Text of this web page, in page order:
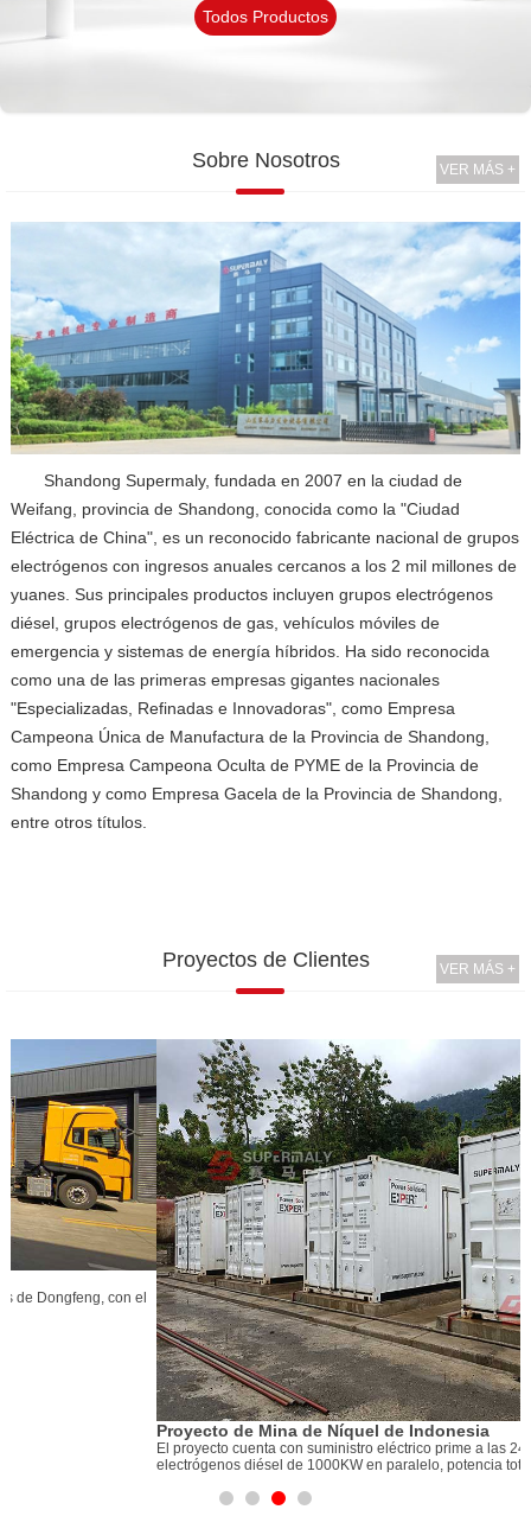
Todos Productos
Sobre Nosotros VER MÁS +
Shandong Supermaly, fundada en 2007 en la ciudad de
Weifang, provincia de Shandong, conocida como la "Ciudad
Eléctrica de China", es un reconocido fabricante nacional de grupos
electrógenos con ingresos anuales cercanos a los 2 mil millones de
yuanes. Sus principales productos incluyen grupos electrógenos
diésel, grupos electrógenos de gas, vehículos móviles de
emergencia y sistemas de energía híbridos. Ha sido reconocida
como una de las primeras empresas gigantes nacionales
"Especializadas, Refinadas e Innovadoras", como Empresa
Campeona Única de Manufactura de la Provincia de Shandong,
como Empresa Campeona Oculta de PYME de la Provincia de
Shandong y como Empresa Gacela de la Provincia de Shandong,
entre otros títulos.
Proyectos de Clientes VER MÁS +
Proyecto de Mina de Níquel de Indonesia
El proyecto cuenta con suministro eléctrico prime a las 24 horas.Cuatro grupos
electrógenos diésel de 1000KW en paralelo, potencia total es 4MW